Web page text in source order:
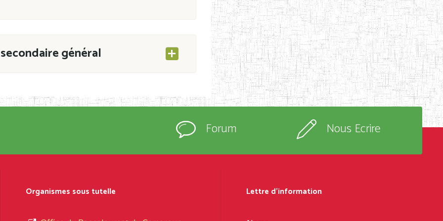
général
CAB du 21 mars 2011 portant ouverture
immatriculés et inscrits au
Forum Nous Ecrire
Organismes sous tutelle Lettre d'information